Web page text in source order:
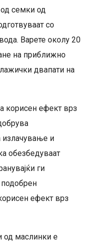
од семки од
со
Варете околу 20
на приближно
двапати на
корисен ефект врз
излачување и
обезбедуваат
ги
ефект врз
од маслинки е